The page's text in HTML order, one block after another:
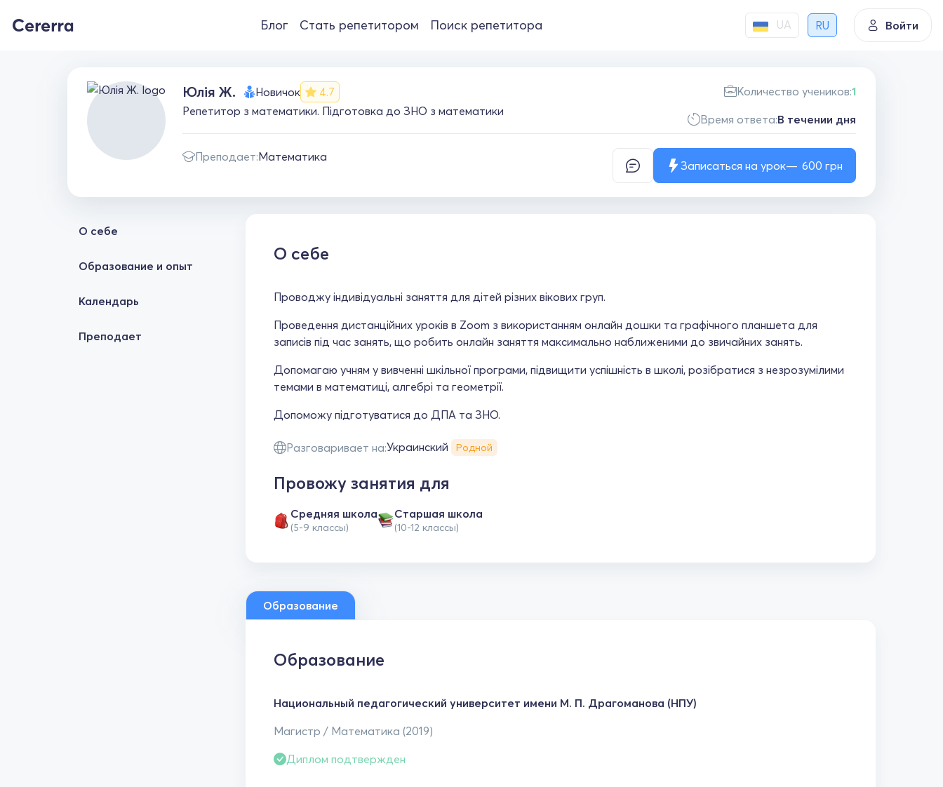
Блог Стать репетитором Поиск репетитора UA RU Войти
Юлія Ж. Новичок
4.7
Репетитор з математики. Підготовка до ЗНО з математики
Преподает:Математика
Количество учеников:1
Время ответа:В течении дня
Записаться на урок 600 грн
О себе
Образование и опыт
Календарь
Преподает
О себе
Проводжу індивідуальні заняття для дітей різних вікових груп.
Проведення дистанційних уроків в Zoom з використанням онлайн дошки та графічного планшета для
записів під час занять, що робить онлайн заняття максимально наближеними до звичайних занять.
Допомагаю учням у вивченні шкільної програми, підвищити успішність в школі, розібратися з незрозумілими
темами в математиці, алгебрі та геометрії.
Допоможу підготуватися до ДПА та ЗНО.
Разговаривает на:Украинский Родной
Провожу занятия для
Средняя школа
(5-9 классы)
Cтаршая школа
(10-12 классы)
Образование
Образование
Национальный педагогический университет имени М. П. Драгоманова (НПУ)
Магистр / Математика (2019)
Диплом подтвержден